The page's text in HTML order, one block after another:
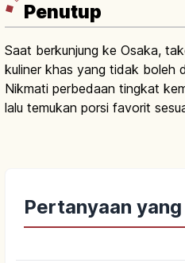
Penutup
Saat berkunjung ke Osaka,
kuliner khas yang tidak boleh
Nikmati perbedaan tingkat
lalu temukan porsi favorit
Pertanyaan